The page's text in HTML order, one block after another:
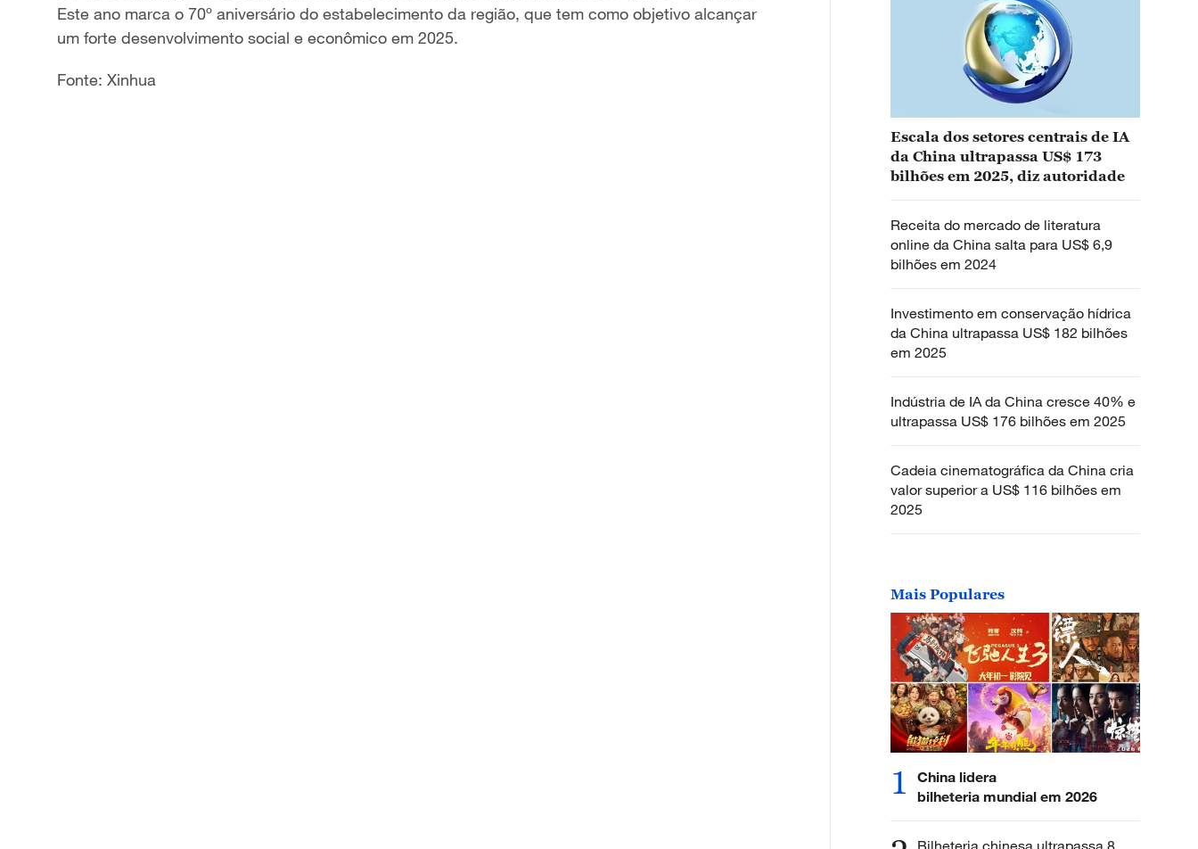
Este ano marca o 70º aniversário do estabelecimento da região, que tem como objetivo alcançar
um forte desenvolvimento social e econômico em 2025.
Fonte: Xinhua
Escala dos setores centrais de IA
da China ultrapassa US$ 173
bilhões em 2025, diz autoridade
Receita do mercado de literatura
online da China salta para US$ 6,9
bilhões em 2024
Investimento em conservação hídrica
da China ultrapassa US$ 182 bilhões
em 2025
Indústria de IA da China cresce 40% e
ultrapassa US$ 176 bilhões em 2025
Cadeia cinematográfica da China cria
valor superior a US$ 116 bilhões em
2025
Mais Populares
1
China lidera
bilheteria mundial em 2026